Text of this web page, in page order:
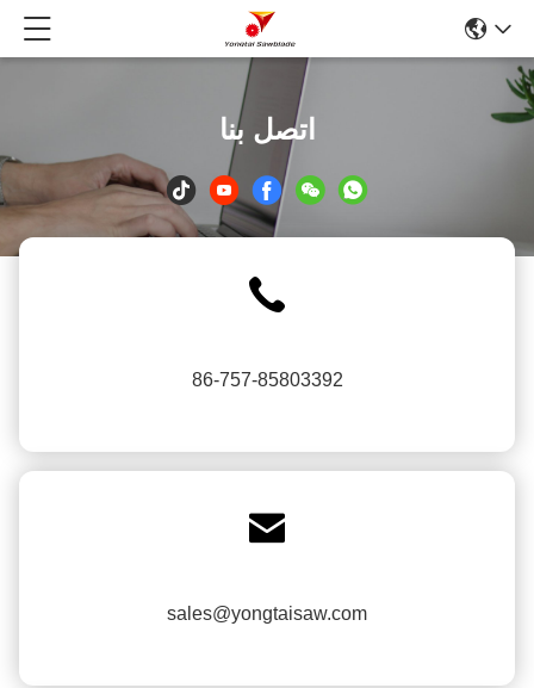
اتصل بنا
86-757-85803392

sales@yongtaisaw.com